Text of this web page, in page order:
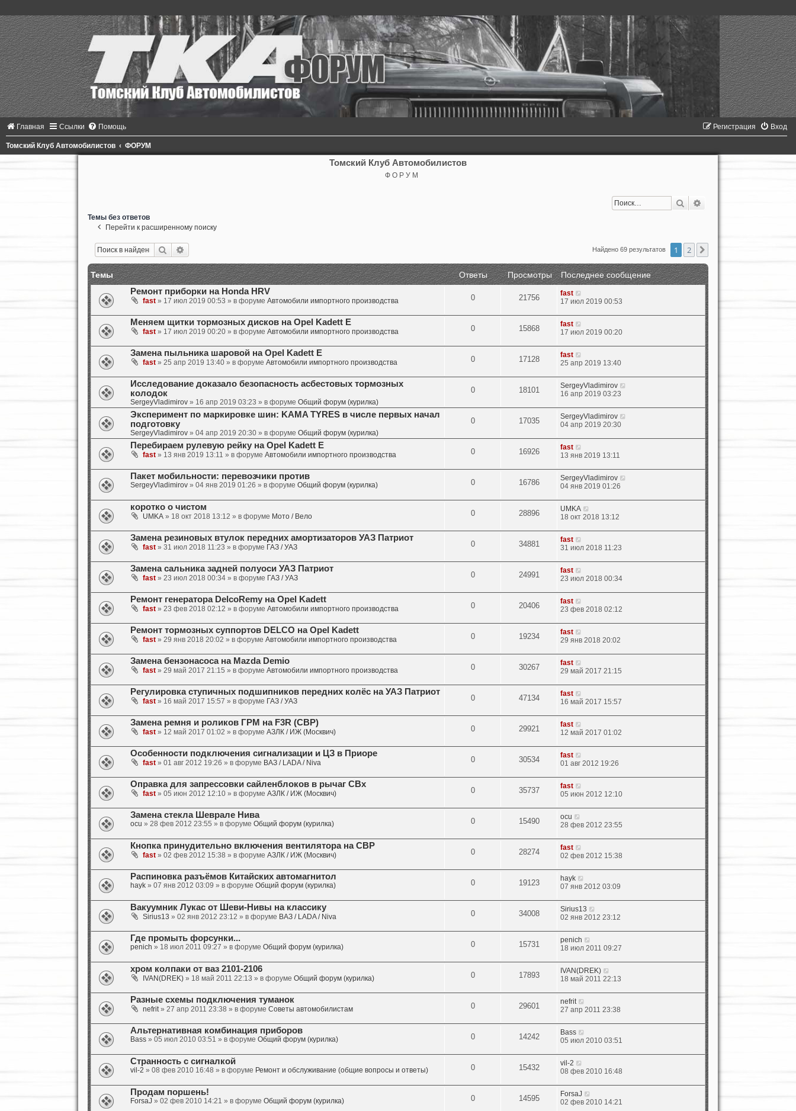
Главная Ссылки Помощь Вход
Регистрация
Томский Клуб Автомобилистов ФОРУМ
Томский Клуб Автомобилистов
Ф О Р У М
Поиск
Темы без ответов
Перейти к расширенному поиску
Поиск Найдено 69 результатов 1 2
Темы Ответы Просмотры
Последнее сообщение
Ремонт приборки на Honda HRV
fast» 17 июл 2019 00:53 » в форуме Автомобили импортного производства 0 21756
fast
17 июл 2019 00:53
Меняем щитки тормозных дисков на Opel Kadett E
fast» 17 июл 2019 00:20 » в форуме Автомобили импортного производства 0 15868
fast
17 июл 2019 00:20
Замена пыльника шаровой на Opel Kadett E
fast» 25 апр 2019 13:40 » в форуме Автомобили импортного производства 0 17128
fast
25 апр 2019 13:40
Исследование доказало безопасность асбестовых тормозных
колодок
SergeyVladimirov» 16 апр 2019 03:23 » в форуме Общий форум (курилка)
0 18101
SergeyVladimirov
16 апр 2019 03:23
Эксперимент по маркировке шин: KAMA TYRES в числе первых начал
подготовку
SergeyVladimirov» 04 апр 2019 20:30 » в форуме Общий форум (курилка)
0 17035
SergeyVladimirov
04 апр 2019 20:30
Перебираем рулевую рейку на Opel Kadett E
fast» 13 янв 2019 13:11 » в форуме Автомобили импортного производства 0 16926
fast
13 янв 2019 13:11
Пакет мобильности: перевозчики против
SergeyVladimirov» 04 янв 2019 01:26 » в форуме Общий форум (курилка) 0 16786
SergeyVladimirov
04 янв 2019 01:26
коротко о чистом
UMKA» 18 окт 2018 13:12 » в форуме Мото / Вело 0 28896
UMKA
18 окт 2018 13:12
Замена резиновых втулок передних амортизаторов УАЗ Патриот
fast» 31 июл 2018 11:23 » в форуме ГАЗ / УАЗ 0 34881
fast
31 июл 2018 11:23
Замена сальника задней полуоси УАЗ Патриот
fast» 23 июл 2018 00:34 » в форуме ГАЗ / УАЗ 0 24991
fast
23 июл 2018 00:34
Ремонт генератора DelcoRemy на Opel Kadett
fast» 23 фев 2018 02:12 » в форуме Автомобили импортного производства 0 20406
fast
23 фев 2018 02:12
Ремонт тормозных суппортов DELCO на Opel Kadett
fast» 29 янв 2018 20:02 » в форуме Автомобили импортного производства 0 19234
fast
29 янв 2018 20:02
Замена бензонасоса на Mazda Demio
fast» 29 май 2017 21:15 » в форуме Автомобили импортного производства 0 30267
fast
29 май 2017 21:15
Регулировка ступичных подшипников передних колёс на УАЗ Патриот
fast» 16 май 2017 15:57 » в форуме ГАЗ / УАЗ 0 47134
fast
16 май 2017 15:57
Замена ремня и роликов ГРМ на F3R (СВР)
fast» 12 май 2017 01:02 » в форуме АЗЛК / ИЖ (Москвич) 0 29921
fast
12 май 2017 01:02
Особенности подключения сигнализации и ЦЗ в Приоре
fast» 01 авг 2012 19:26 » в форуме ВАЗ / LADA / Niva 0 30534
fast
01 авг 2012 19:26
Оправка для запрессовки сайленблоков в рычаг СВх
fast» 05 июн 2012 12:10 » в форуме АЗЛК / ИЖ (Москвич) 0 35737
fast
05 июн 2012 12:10
Замена стекла Шеврале Нива
ocu » 28 фев 2012 23:55 » в форуме Общий форум (курилка) 0 15490
ocu
28 фев 2012 23:55
Кнопка принудительно включения вентилятора на СВР
fast» 02 фев 2012 15:38 » в форуме АЗЛК / ИЖ (Москвич) 0 28274
fast
02 фев 2012 15:38
Распиновка разъёмов Китайских автомагнитол
hayk» 07 янв 2012 03:09 » в форуме Общий форум (курилка) 0 19123
hayk
07 янв 2012 03:09
Вакуумник Лукас от Шеви-Нивы на классику
Sirius13 » 02 янв 2012 23:12 » в форуме ВАЗ / LADA / Niva 0 34008
Sirius13
02 янв 2012 23:12
Где промыть форсунки...
penich » 18 июл 2011 09:27 » в форуме Общий форум (курилка) 0 15731
penich
18 июл 2011 09:27
хром колпаки от ваз 2101-2106
IVAN(DREK)» 18 май 2011 22:13 » в форуме Общий форум (курилка) 0 17893
IVAN(DREK)
18 май 2011 22:13
Разные схемы подключения туманок
nefrit» 27 апр 2011 23:38 » в форуме Советы автомобилистам 0 29601
nefrit
27 апр 2011 23:38
Альтернативная комбинация приборов
Bass» 05 июл 2010 03:51 » в форуме Общий форум (курилка) 0 14242
Bass
05 июл 2010 03:51
Странность с сигналкой
vil-2 » 08 фев 2010 16:48 » в форуме Ремонт и обслуживание (общие вопросы и ответы) 0 15432
vil-2
08 фев 2010 16:48
Продам поршень!
ForsaJ » 02 фев 2010 14:21 » в форуме Общий форум (курилка) 0 14595
ForsaJ
02 фев 2010 14:21